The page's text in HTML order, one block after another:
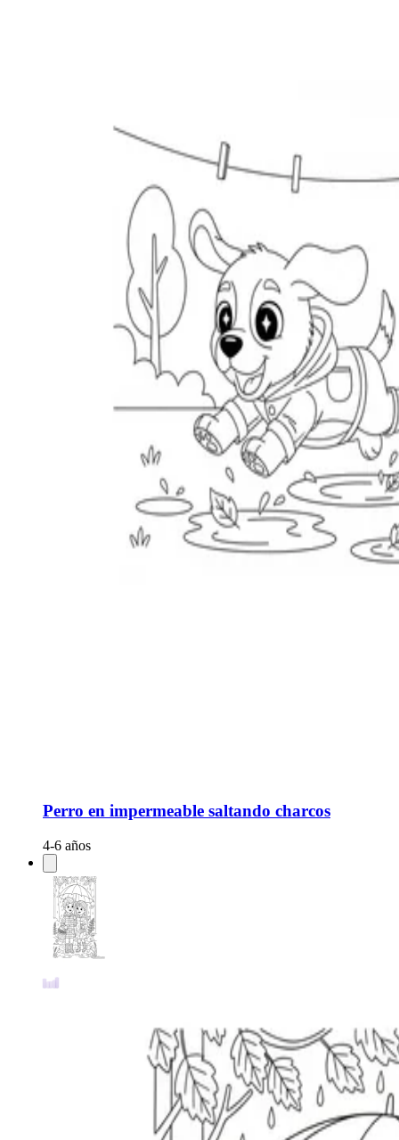
Perro en impermeable saltando charcos
4-6 años